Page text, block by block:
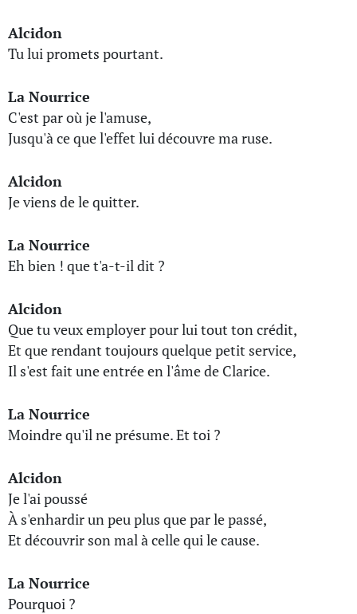
Alcidon
Tu lui promets pourtant.
La Nourrice
C'est par où je l'amuse,
Jusqu'à ce que l'effet lui découvre ma ruse.
Alcidon
Je viens de le quitter.
La Nourrice
Eh bien ! que t'a-t-il dit ?
Alcidon
Que tu veux employer pour lui tout ton crédit,
Et que rendant toujours quelque petit service,
Il s'est fait une entrée en l'âme de Clarice.
La Nourrice
Moindre qu'il ne présume. Et toi ?
Alcidon
Je l'ai poussé
À s'enhardir un peu plus que par le passé,
Et découvrir son mal à celle qui le cause.
La Nourrice
Pourquoi ?